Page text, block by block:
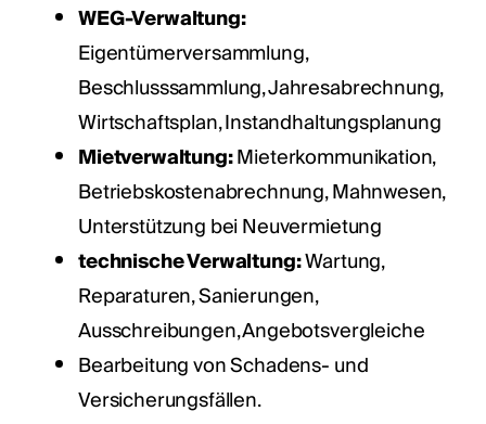
WEG-Verwaltung:
Eigentümerversammlung,
Beschlusssammlung, Jahresabrechnung,
Wirtschaftsplan, Instandhaltungsplanung
Mietverwaltung:Mieterkommunikation,
Betriebskostenabrechnung, Mahnwesen,
Unterstützung bei Neuvermietung
technische Verwaltung:Wartung,
Reparaturen, Sanierungen,
Ausschreibungen, Angebotsvergleiche
Bearbeitung von Schadens- und
Versicherungsfällen.